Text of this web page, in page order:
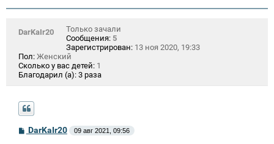
DarKaIr20
Только зачали
Сообщения: 5
Зарегистрирован: 13 ноя 2020, 19:33
Пол: Женский
Сколько у вас детей: 1
Благодарил (а): 3 раза
СDarKaIr20 09 авг 2021, 09:56